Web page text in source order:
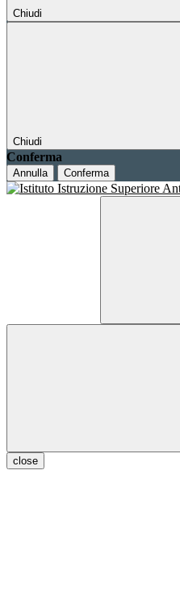
Chiudi
Chiudi
Conferma
Annulla Conferma
close